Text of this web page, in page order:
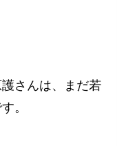
さんは、まだ若
。